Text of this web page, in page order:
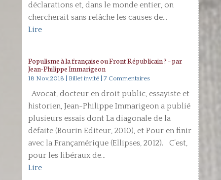
déclarations et, dans le monde entier, on
chercherait sans relâche les causes de...
Lire
Populisme à la française ou Front Républicain ? – par
Jean-Philippe Immarigeon
18 Nov,2018 Billet invité| 7 Commentaires
Avocat, docteur en droit public, essayiste et
historien, Jean-Philippe Immarigeon a publié
plusieurs essais dont La diagonale de la
défaite (Bourin Editeur, 2010), et Pour en finir
avec la Françamérique (Ellipses, 2012). C’est,
pour les libéraux de...
Lire